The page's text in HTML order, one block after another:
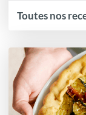
Toutes nos